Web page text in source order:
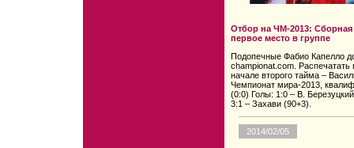
Отбор на ЧМ-2013:
первое место в группе
Подопечные Фабио Капелло
championat.com.
начале второго тайма –
Чемпионат мира-2013,
(0:0) Голы: 1:0 – В.
3:1 – Захави (90+3).
2014/02/05